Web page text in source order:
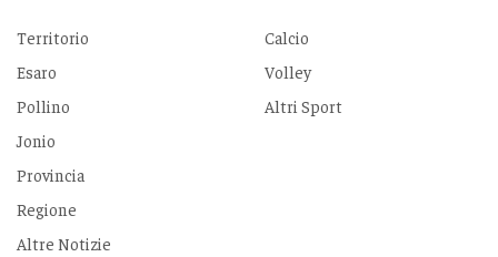
Territorio
Esaro
Pollino
Jonio
Provincia
Regione
Altre Notizie
Calcio
Volley
Altri Sport